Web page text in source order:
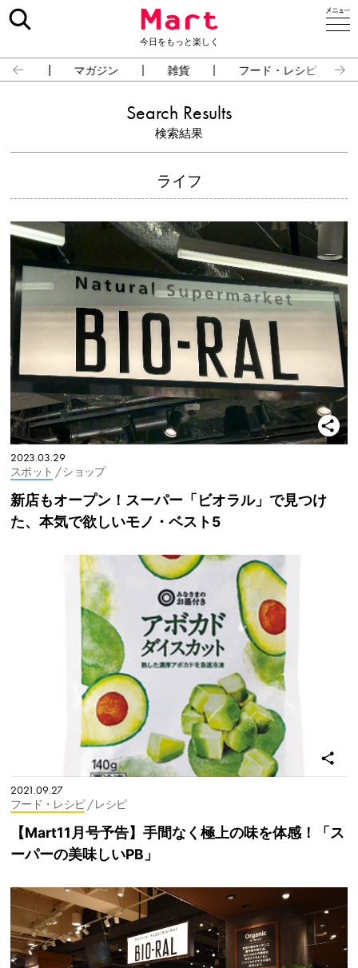
今日をもっと楽しく
占い マガジン 雑貨 フード・レシピ
Search Results
検索結果
ライフ
2023.03.29
スポット / ショップ
新店もオープン！スーパー「ビオラル」で見つけ
た、本気で欲しいモノ・ベスト5
2021.09.27
フード・レシピ / レシピ
【Mart11月号予告】手間なく極上の味を体感！「ス
ーパーの美味しいPB」